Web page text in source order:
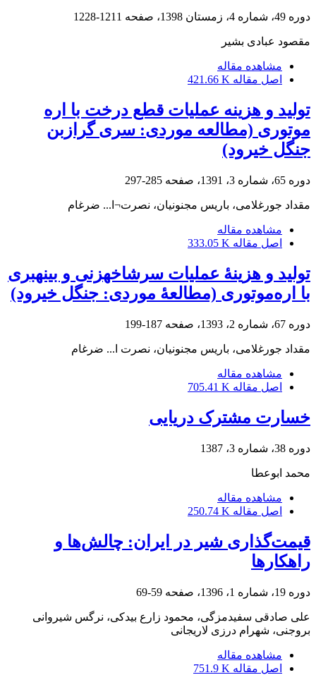
دوره 49، شماره 4، زمستان 1398، صفحه 1211-1228
مقصود عبادی بشیر
مشاهده مقاله
اصل مقاله 421.66 K
تولید و هزینه عملیات قطع درخت با اره
موتوری (مطالعه موردی: سری گرازبن
جنگل خیرود)
دوره 65، شماره 3، 1391، صفحه 285-297
مقداد جورغلامی، باریس مجنونیان، نصرت¬ا... ضرغام
مشاهده مقاله
اصل مقاله 333.05 K
تولید و هزینۀ عملیات سرشاخه‏زنی و بینه‏بری
با اره‌موتوری (مطالعۀ موردی: جنگل خیرود)
دوره 67، شماره 2، 1393، صفحه 187-199
مقداد جورغلامی، باریس مجنونیان، نصرت ا... ضرغام
مشاهده مقاله
اصل مقاله 705.41 K
خسارت مشترک دریایی
دوره 38، شماره 3، 1387
محمد ابوعطا
مشاهده مقاله
اصل مقاله 250.74 K
قیمت‌گذاری شیر در ایران: چالش‌ها و
راهکارها
دوره 19، شماره 1، 1396، صفحه 59-69
علی صادقی سفیدمزگی، محمود زارع بیدکی، نرگس شیروانی
بروجنی، شهرام درزی لاریجانی
مشاهده مقاله
اصل مقاله 751.9 K